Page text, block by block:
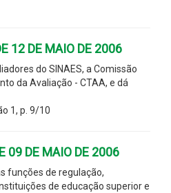
12 DE MAIO DE 2006
do SINAES, a Comissão
da Avaliação - CTAA, e dá
1, p. 9/10
09 DE MAIO DE 2006
funções de regulação,
de educação superior e